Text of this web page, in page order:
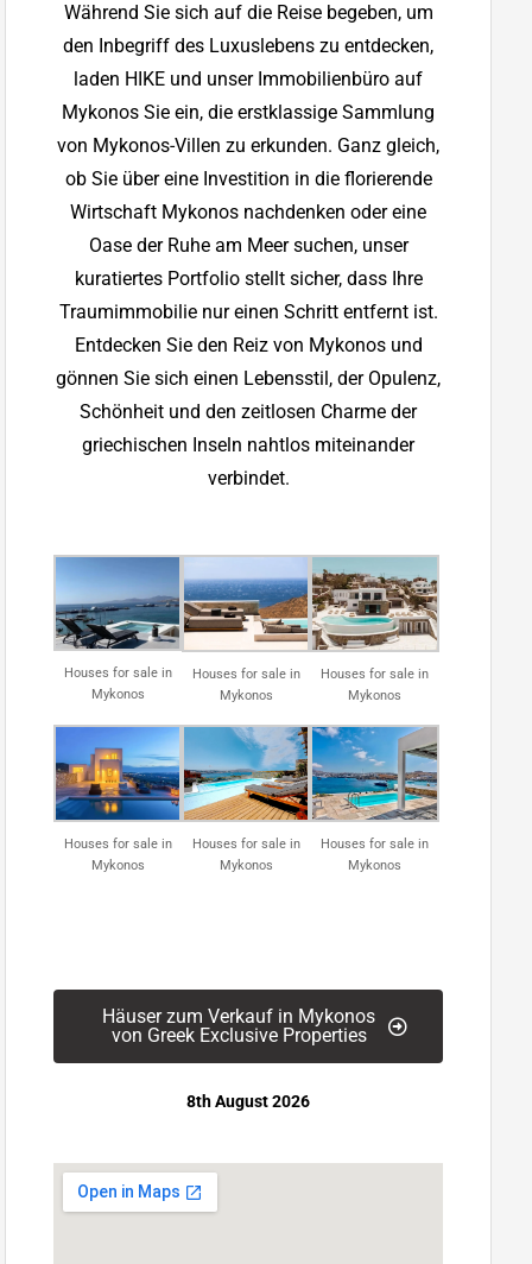
Während Sie sich auf die Reise begeben, um
den Inbegriff des Luxuslebens zu entdecken,
laden HIKE und unser Immobilienbüro auf
Mykonos Sie ein, die erstklassige Sammlung
von Mykonos-Villen zu erkunden. Ganz gleich,
ob Sie über eine Investition in die florierende
Wirtschaft Mykonos nachdenken oder eine
Oase der Ruhe am Meer suchen, unser
kuratiertes Portfolio stellt sicher, dass Ihre
Traumimmobilie nur einen Schritt entfernt ist.
Entdecken Sie den Reiz von Mykonos und
gönnen Sie sich einen Lebensstil, der Opulenz,
Schönheit und den zeitlosen Charme der
griechischen Inseln nahtlos miteinander
verbindet.
Houses for sale in
Mykonos
Houses for sale in
Mykonos
Houses for sale in
Mykonos
Houses for sale in
Mykonos
Houses for sale in
Mykonos
Houses for sale in
Mykonos
Häuser zum Verkauf in Mykonos
von Greek Exclusive Properties
8th August 2026